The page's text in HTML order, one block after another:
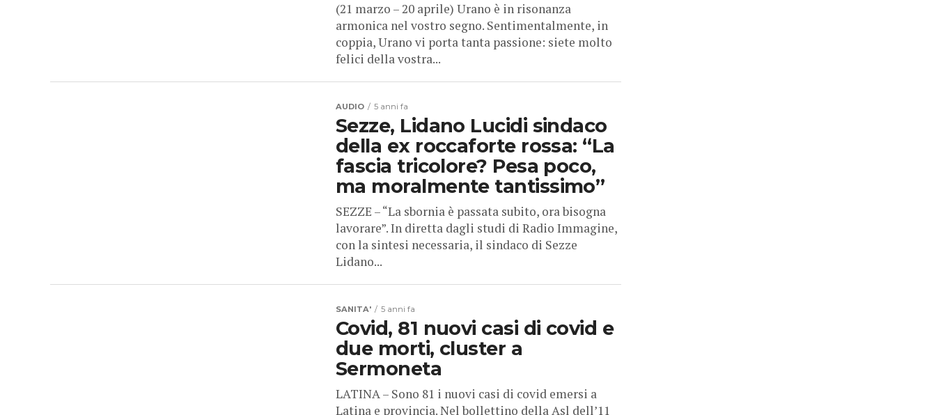
(21 marzo – 20 aprile) Urano è in risonanza
armonica nel vostro segno. Sentimentalmente, in
coppia, Urano vi porta tanta passione: siete molto
felici della vostra...
AUDIO 5 anni fa
Sezze, Lidano Lucidi sindaco
della ex roccaforte rossa: “La
fascia tricolore? Pesa poco,
ma moralmente tantissimo”
SEZZE – “La sbornia è passata subito, ora bisogna
lavorare”. In diretta dagli studi di Radio Immagine,
con la sintesi necessaria, il sindaco di Sezze
Lidano...
SANITA' 5 anni fa
Covid, 81 nuovi casi di covid e
due morti, cluster a
Sermoneta
LATINA – Sono 81 i nuovi casi di covid emersi a
Latina e provincia. Nel bollettino della Asl dell’11